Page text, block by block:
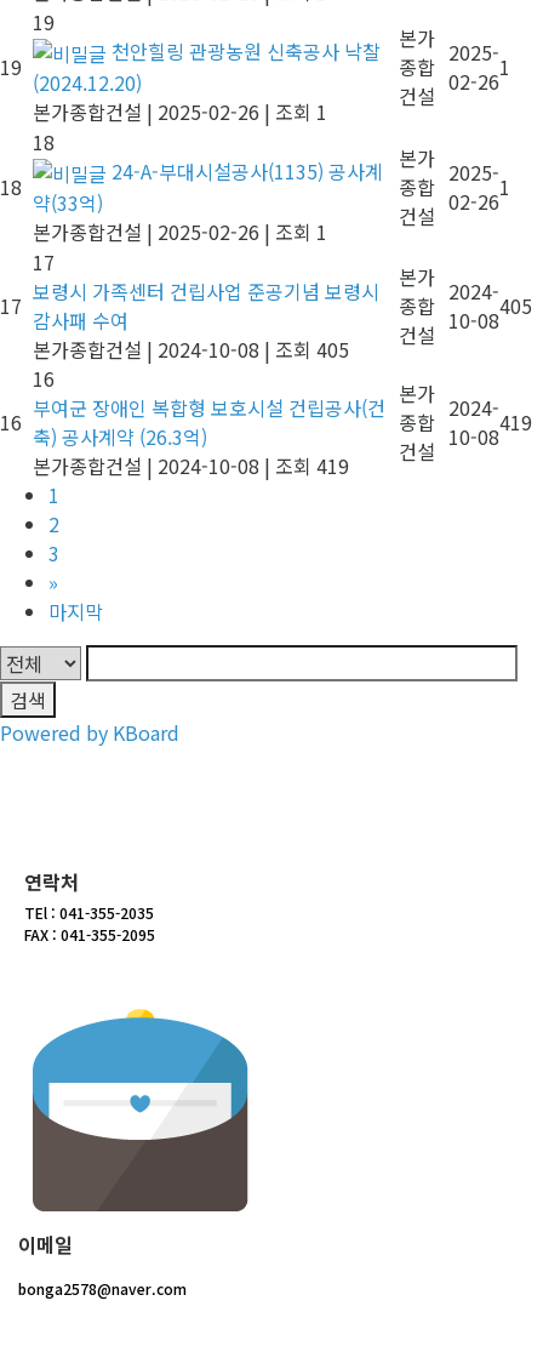
19
19
천안힐링 관광농원 신축공사 낙찰
(2024.12.20)
본가종합건설 | 2025-02-26 | 조회 1
본가
종합
건설
2025-
02-261
18
18
24-A-부대시설공사(1135) 공사계
약(33억)
본가종합건설 | 2025-02-26 | 조회 1
본가
종합
건설
2025-
02-261
17
17
보령시 가족센터 건립사업 준공기념 보령시
감사패 수여
본가종합건설 | 2024-10-08 | 조회 405
본가
종합
건설
2024-
10-08405
16
16
부여군 장애인 복합형 보호시설 건립공사(건
축) 공사계약 (26.3억)
본가종합건설 | 2024-10-08 | 조회 419
본가
종합
건설
2024-
10-08419
1
2
3
»
마지막
검색
Powered by KBoard
연락처
TEl : 041-355-2035
FAX : 041-355-2095
이메일
bonga2578@naver.com